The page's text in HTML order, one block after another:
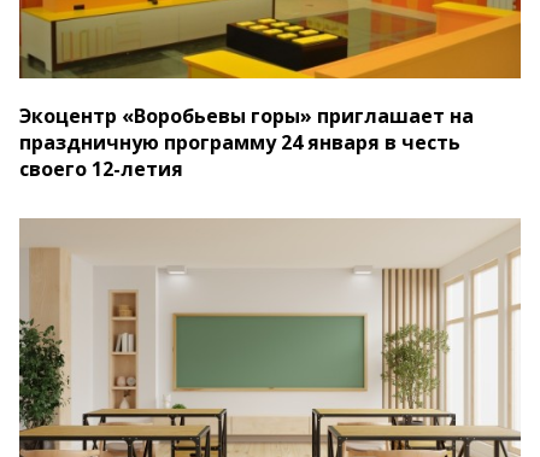
Экоцентр «Воробьевы горы» приглашает на
праздничную программу 24 января в честь
своего 12-летия